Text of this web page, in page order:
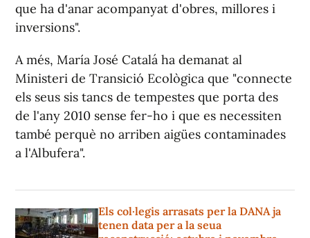
que ha d'anar acompanyat d'obres, millores i
inversions".
A més, María José Catalá ha demanat al
Ministeri de Transició Ecològica que "connecte
els seus sis tancs de tempestes que porta des
de l'any 2010 sense fer-ho i que es necessiten
també perquè no arriben aigües contaminades
a l'Albufera".
Els col·legis arrasats per la DANA ja
tenen data per a la seua